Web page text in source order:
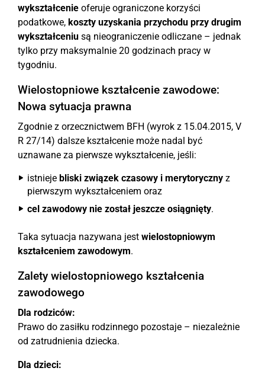
wykształcenie oferuje ograniczone korzyści
podatkowe, koszty uzyskania przychodu przy drugim
wykształceniu są nieograniczenie odliczane – jednak
tylko przy maksymalnie 20 godzinach pracy w
tygodniu.
Wielostopniowe kształcenie zawodowe:
Nowa sytuacja prawna
Zgodnie z orzecznictwem BFH (wyrok z 15.04.2015, V
R 27/14) dalsze kształcenie może nadal być
uznawane za pierwsze wykształcenie, jeśli:
istnieje bliski związek czasowy i merytoryczny z
pierwszym wykształceniem oraz
cel zawodowy nie został jeszcze osiągnięty.
Taka sytuacja nazywana jest wielostopniowym
kształceniem zawodowym.
Zalety wielostopniowego kształcenia
zawodowego
Dla rodziców:
Prawo do zasiłku rodzinnego pozostaje – niezależnie
od zatrudnienia dziecka.
Dla dzieci: